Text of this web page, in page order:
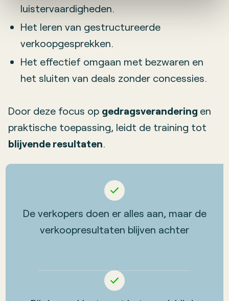
luistervaardigheden.
Het leren van gestructureerde
verkoopgesprekken.
Het effectief omgaan met bezwaren en
het sluiten van deals zonder concessies.
Door deze focus op gedragsverandering en
praktische toepassing, leidt de training tot
blijvende resultaten.
De verkopers doen er alles aan, maar de
verkoopresultaten blijven achter